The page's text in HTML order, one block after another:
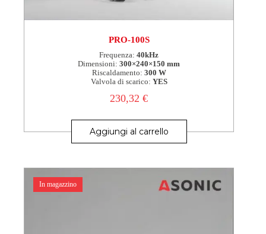
PRO-100S
Frequenza: 40kHz
Dimensioni: 300×240×150 mm
Riscaldamento: 300 W
Valvola di scarico: YES
230,32€
Aggiungi al carrello
In magazzino